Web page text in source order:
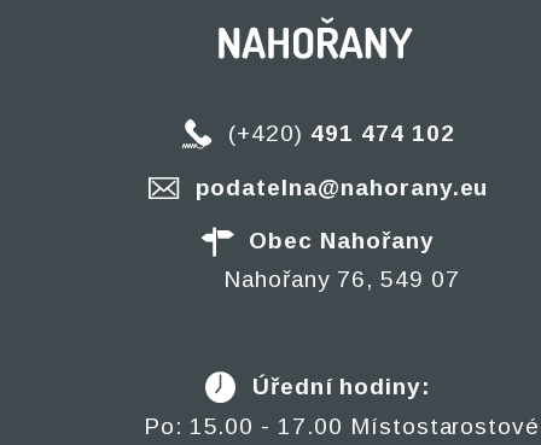
(+420) 491 474 102
podatelna@nahorany.eu
Obec Nahořany
Nahořany 76, 549 07
Úřední hodiny:
Po: 15.00 - 17.00 Místostarostové